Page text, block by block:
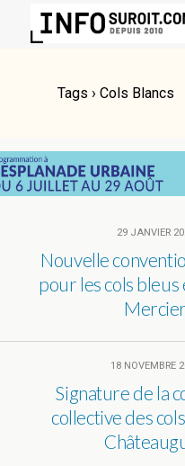
Tags › Cols Blancs
29 JANVIER
Nouvelle
pour les cols bleus
Mercier
18 NOVEMBRE
Signature de la
collective des